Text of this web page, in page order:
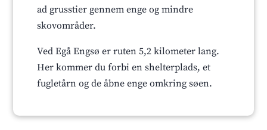
ad grusstier gennem enge og mindre
skovområder.
Ved Egå Engsø er ruten 5,2 kilometer lang.
Her kommer du forbi en shelterplads, et
fugletårn og de åbne enge omkring søen.